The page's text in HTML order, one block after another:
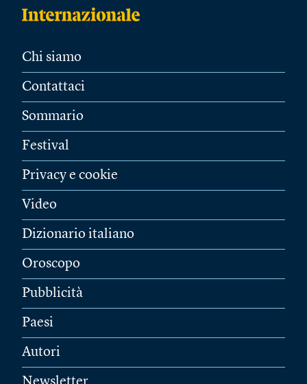
Chi siamo
Contattaci
Sommario
Festival
Privacy e cookie
Video
Dizionario italiano
Oroscopo
Pubblicità
Paesi
Autori